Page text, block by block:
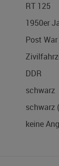
RT 125
1950er
Post War
DDR
schwarz
schwarz
keine